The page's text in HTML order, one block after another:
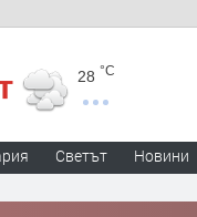
28 °C
Светът Новини